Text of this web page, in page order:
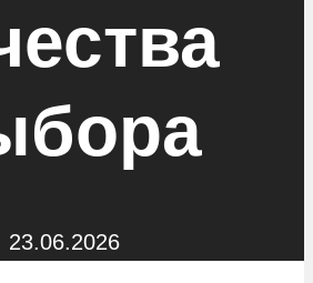
23.06.2026